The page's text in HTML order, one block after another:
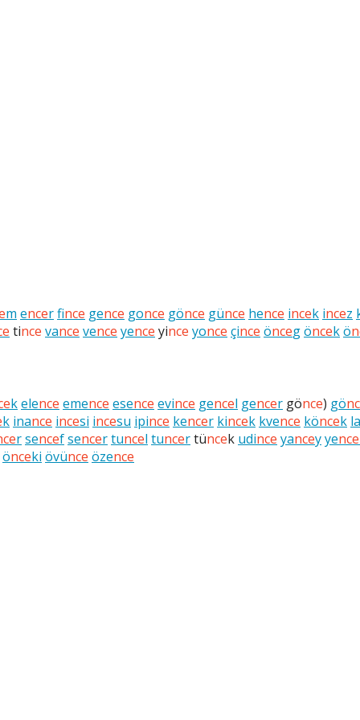
m encerfince gence gonce gönce günce hence incek incez
tince vance vence yence yince yonce çince öncegöncekö
kelence emence esence evince gencel gencer gönce) gö
k inance incesi incesu ipince kencer kincek kvence köncek
rsencefsencertuncel tuncertüncek udince yanceyyence
önceki övünce özence